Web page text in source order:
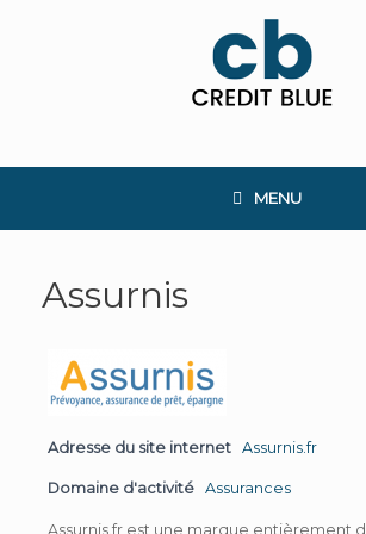
MENU
Assurnis
Adresse du site internet Assurnis.fr
Domaine d'activité Assurances
Assurnis.fr est une marque entièrement